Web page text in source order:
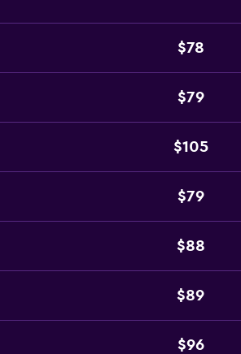
$78
$79
$105
$79
$88
$89
$96